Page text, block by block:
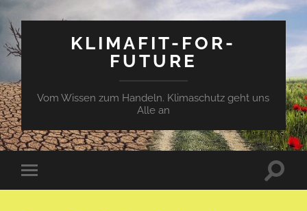
KLIMAFIT-FOR-
FUTURE
Vom Wissen zum Handeln. Klimaschutz geht uns
Alle an
Mobile-
Menü